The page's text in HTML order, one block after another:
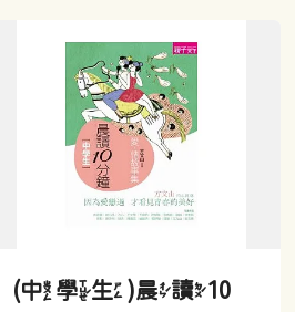
(中學生)晨讀10